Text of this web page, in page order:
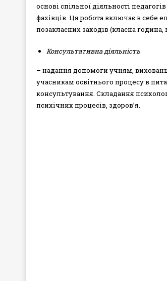
основі спільної діяльності
фахівців. Ця робота включає в себе
позакласних заходів (класна
Консультативна діяльність
– надання допомоги учням,
учасникам освітнього процесу в
консультування. Складання
психічних процесів, здоров’я.